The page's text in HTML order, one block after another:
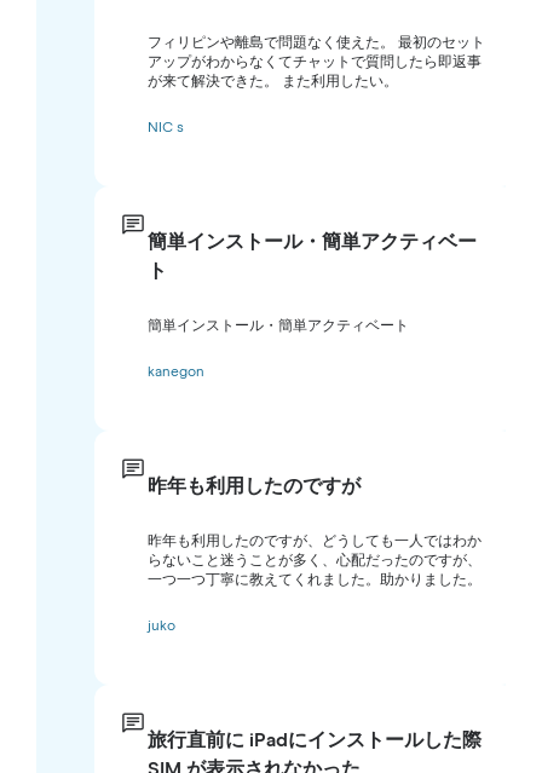
フィリピンや離島で問題なく使えた。 最初のセット
アップがわからなくてチャットで質問したら即返事
が来て解決できた。 また利用したい。
NIC s
簡単インストール・簡単アクティベー
ト
簡単インストール・簡単アクティベート
kanegon
昨年も利用したのですが
昨年も利用したのですが、どうしても一人ではわか
らないこと迷うことが多く、心配だったのですが、
一つ一つ丁寧に教えてくれました。助かりました。
juko
旅行直前に iPadにインストールした際
SIM が表示されなかった